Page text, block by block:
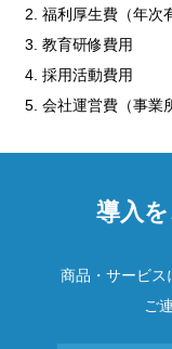
福利厚生費（年次
教育研修費用
採用活動費用
会社運営費（事業
導入
商品・サービス
ご